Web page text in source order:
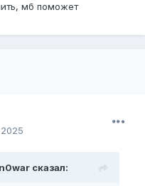
мб поможет
сказал: